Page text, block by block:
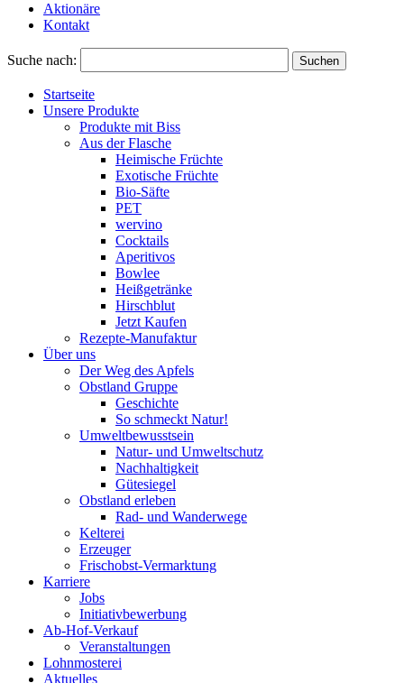
Aktionäre
Kontakt
Suche nach: Suchen
Startseite
Unsere Produkte
Produkte mit Biss
Aus der Flasche
Heimische Früchte
Exotische Früchte
Bio-Säfte
PET
wervino
Cocktails
Aperitivos
Bowlee
Heißgetränke
Hirschblut
Jetzt Kaufen
Rezepte-Manufaktur
Über uns
Der Weg des Apfels
Obstland Gruppe
Geschichte
So schmeckt Natur!
Umweltbewusstsein
Natur- und Umweltschutz
Nachhaltigkeit
Gütesiegel
Obstland erleben
Rad- und Wanderwege
Kelterei
Erzeuger
Frischobst-Vermarktung
Karriere
Jobs
Initiativbewerbung
Ab-Hof-Verkauf
Veranstaltungen
Lohnmosterei
Aktuelles